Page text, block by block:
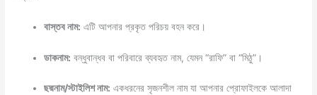
বাস্তব নাম: এটি আপনার প্রকৃত পরিচয় বহন করে।
ডাকনাম: বন্ধুবান্ধব বা পরিবারে ব্যবহৃত নাম, যেমন “রাফি” বা “মিঠু”।
ছদ্মনাম/স্টাইলিশ নাম: একধরনের সৃজনশীল নাম যা আপনার প্রোফাইলকে আলাদা